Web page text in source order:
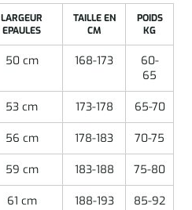
LARGEUR
EPAULES
TAILLE EN
CM
POIDS
KG
50 cm 168-173
60-
65
53 cm 173-178 65-70
56 cm 178-183 70-75
59 cm 183-188 75-80
61 cm 188-193 85-92